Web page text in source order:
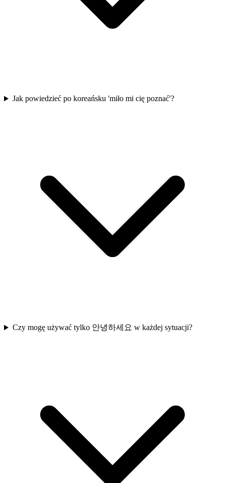
Jak powiedzieć po koreańsku 'miło mi cię poznać'?
Czy mogę używać tylko 안녕하세요 w każdej sytuacji?